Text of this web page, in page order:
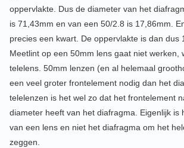
oppervlakte. Dus de diameter van het
is 71,43mm en van een 50/2.8 is 17,86mm.
precies een kwart. De oppervlakte is dan dus
Meetlint op een 50mm lens gaat niet werken,
telelens. 50mm lenzen (en al helemaal
een veel groter frontelement nodig dan het
telelenzen is het wel zo dat het frontelement
diameter heeft van het diafragma. Eigenlijk is
van een lens en niet het diafragma om het
zeggen.